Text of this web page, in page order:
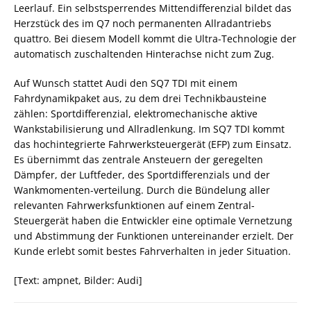
Leerlauf. Ein selbstsperrendes Mittendifferenzial bildet das
Herzstück des im Q7 noch permanenten Allradantriebs
quattro. Bei diesem Modell kommt die Ultra-Technologie der
automatisch zuschaltenden Hinterachse nicht zum Zug.
Auf Wunsch stattet Audi den SQ7 TDI mit einem
Fahrdynamikpaket aus, zu dem drei Technikbausteine
zählen: Sportdifferenzial, elektromechanische aktive
Wankstabilisierung und Allradlenkung. Im SQ7 TDI kommt
das hochintegrierte Fahrwerksteuergerät (EFP) zum Einsatz.
Es übernimmt das zentrale Ansteuern der geregelten
Dämpfer, der Luftfeder, des Sportdifferenzials und der
Wankmomenten-verteilung. Durch die Bündelung aller
relevanten Fahrwerksfunktionen auf einem Zentral-
Steuergerät haben die Entwickler eine optimale Vernetzung
und Abstimmung der Funktionen untereinander erzielt. Der
Kunde erlebt somit bestes Fahrverhalten in jeder Situation.
[Text: ampnet, Bilder: Audi]